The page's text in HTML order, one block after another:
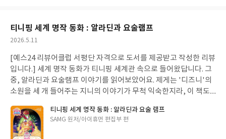
수 있겠습니다. 눈 앞의 계곡에 눈을 빼앗겨 정상으로 가는 길을 잃
을 수도 있겠지요. 그 길 위에서, 조금이나마 심호흡하며 평정을 찾
리고 그 끝에, 오늘 본 것 같은 멋진 풍경을 즐겁게 맞이할 수 있기를
바라보아요. > 추천독자 예비엄마, 그리고 영유아 양육자들임신을
준비하는 엄마들부터, 특히 영유아 엄마들이 읽으면 좋을 책이에요.
임신기간부터 천천히, 우리가 마주할 수있는 다양한 이야기들이 책
들을 찾아 읽어도 좋고, 옆에 두고 두 세번 재독하며 육아중심을 다
시금 다듬어나갈 때 읽어도 좋을 책입니다. 서평 기간 동안 천천히
읽다보니 벌써 책이 너덜너덜해졌어요. 앞으로도 종종 꺼네보며 중
한 사람 그리고 멋진 사람들이 넘쳐나는 세상이지요. 그 속에서 내가
가진 작은 보물은 너무나 보잘것없고 초라해보일지 모르겠습니다.
습니다. 그리고 그 장점을 극대화하는 나비였지요. 그리고 그 속에서
누구보다 값진 행복을 스스로 만들어냅니다. 💡 어쩌면 진정한 행복
이란, 이미 가지고 있는 것이 아닐까요? > 추천연령 만 5세자신의
개성을 찾아나가는 만 5세 이상 아이들이 읽으면 도움이 될 내용들
좋고요. 자신이 가진 것과 친구들이 가진 것을 비교하는 아이들이 있
다면, 프랭크의 이야기를 읽고 도움을 받을 수 있을 거에요. #도서제
공 #난행복한나비 #알렉스라티머 #도은선 #제이픽출판사 #사회정
티니핑 세계 명작 동화 : 알라딘과 요술램프
작
일
2026.5.11
[예스24 리뷰어클럽 서평단 자격으로 도서를 제공받고 작성한 리뷰
입니다.] 세계 명작 동화가 티니핑 세계관 속으로 들어왔답니다. 그
중, 알라딘과 요술램프 이야기를 읽어보았어요. 제게는 '디즈니'의
소원을 세 개 들어주는 지니의 이야기가 무척 익숙한지라, 이 책도
알라딘 이야기는 조금 더 원전에 가깝게 이야기를 풀어간답니다.
[줄거리]소원을 이루어주는 요술 램프, 그 것이 갖고싶었던 사악한
마법사. 마법사는 마음씨 착한 아이들만이 요술 램프를 가지러 갈 수
티니핑 세계 명작 동화 : 알라딘과 요술 램프
글
SAMG 원저/아이휴먼 편집부 편